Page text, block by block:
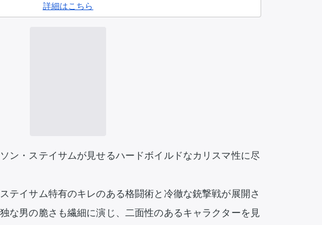
詳細はこちら
ン・ステイサムが見せるハードボイルドなカリスマ性に尽
テイサム特有のキレのある格闘術と冷徹な銃撃戦が展開さ
な男の脆さも繊細に演じ、二面性のあるキャラクターを見